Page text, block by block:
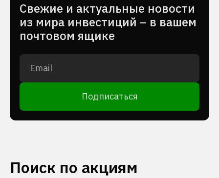
Cвежие и актуальные новости
из мира инвестиций – в вашем
почтовом ящике
Подписаться
Поиск по акциям